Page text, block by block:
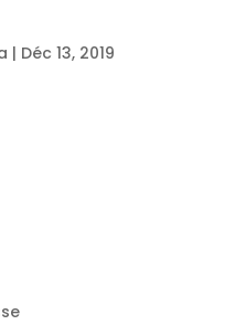
| Déc 13, 2019